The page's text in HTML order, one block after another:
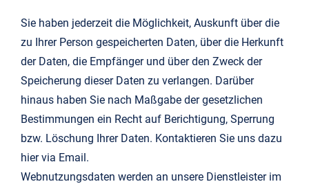
Sie haben jederzeit die Möglichkeit, Auskunft über die
zu Ihrer Person gespeicherten Daten, über die Herkunft
der Daten, die Empfänger und über den Zweck der
Speicherung dieser Daten zu verlangen. Darüber
hinaus haben Sie nach Maßgabe der gesetzlichen
Bestimmungen ein Recht auf Berichtigung, Sperrung
bzw. Löschung Ihrer Daten. Kontaktieren Sie uns dazu
hier via Email.
Webnutzungsdaten werden an unsere Dienstleister im